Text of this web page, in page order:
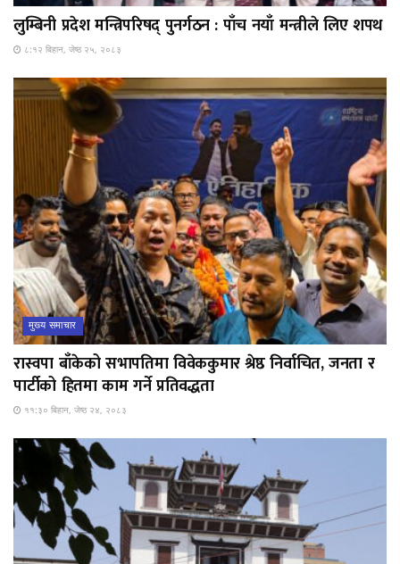
लुम्बिनी प्रदेश मन्त्रिपरिषद् पुनर्गठन : पाँच नयाँ मन्त्रीले लिए शपथ
८:१२ बिहान, जेष्ठ २५, २०८३
मुख्य समाचार
रास्वपा बाँकेको सभापतिमा विवेककुमार श्रेष्ठ निर्वाचित, जनता र
पार्टीको हितमा काम गर्ने प्रतिवद्धता
११:३० बिहान, जेष्ठ २४, २०८३